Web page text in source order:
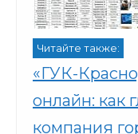
Читайте также:
«ГУК-
онлайн: как
компания